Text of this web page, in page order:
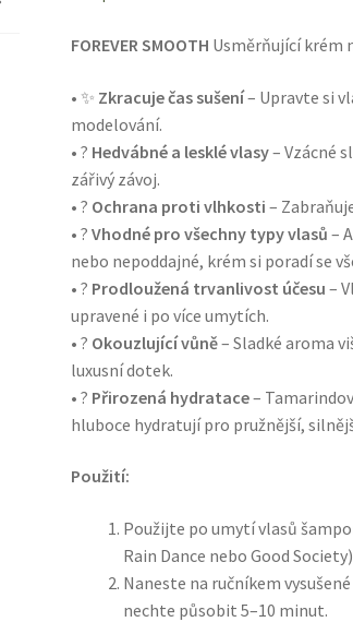
FOREVER SMOOTH Usměrňující krém
• ✨ Zkracuje čas sušení– Upravte si
modelování.
• ? Hedvábné a lesklé vlasy– Vzácné
zářivý závoj.
• ?️ Ochrana proti vlhkosti –
• ? Vhodné pro všechny typy vlasů –
nebo nepoddajné, krém si poradí se
• ? Prodloužená trvanlivost účesu –
upravené i po více umytích.
• ? Okouzlující vůně– Sladké aroma
luxusní dotek.
• ? Přirozená hydratace–
hluboce hydratují pro pružnější,
Použití:
Použijte po umytí vlasů
Rain Dance nebo Good
Naneste na ručníkem
nechte působit 5–10 minut.